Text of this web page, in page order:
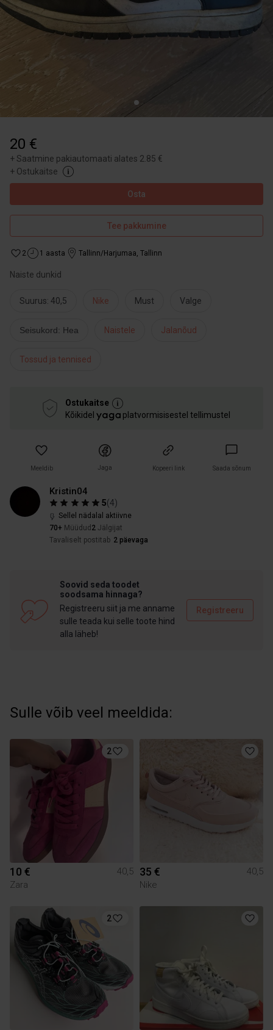
20 €
+Saatmine pakiautomaati alates 2.85 €
+ Ostukaitse
Osta
Tee pakkumine
2 1 aasta Tallinn/Harjumaa, Tallinn
Naiste dunkid
Suurus: 40,5 Nike Must Valge
Seisukord: Hea Naistele Jalanõud
Tossud ja tennised
Ostukaitse
Kõikidel
platvormisisestel tellimustel
Meeldib Jaga Kopeeri link Saada sõnum
Kristin04
5(4)
Sellel nädalal aktiivne
70+ Müüdud 2 Jälgijat
Tavaliselt postitab 2 päevaga
Soovid seda toodet
soodsama hinnaga?
Registreeru siit ja me anname
sulle teada kui selle toote hind
alla läheb!
Registreeru
Sulle võib veel meeldida:
2
10 €
40,5
Zara
35 €
40,5
Nike
2